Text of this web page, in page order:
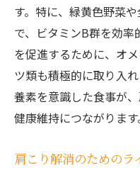
す。特に、緑黄色野菜
で、ビタミンB群を効
を促進するために、オ
ツ類も積極的に取り入
養素を意識した食事が
健康維持につながります
肩こり解消のためのラ